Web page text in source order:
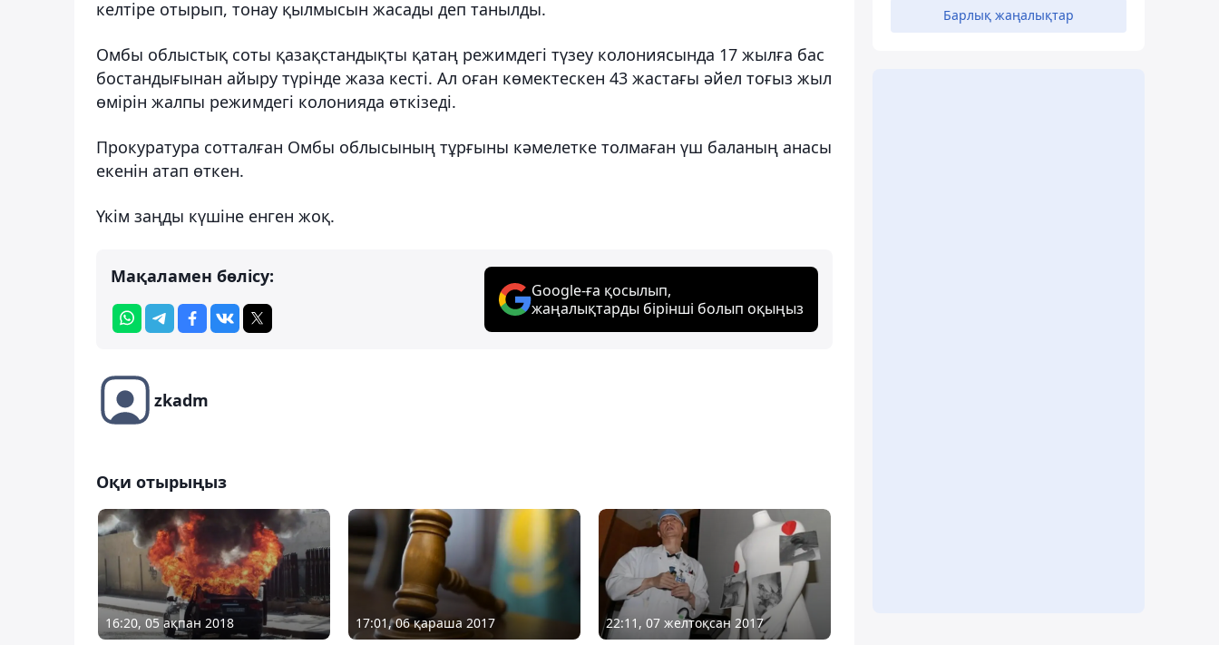
келтіре отырып, тонау қылмысын жасады деп танылды.
Омбы облыстық соты қазақстандықты қатаң режимдегі түзеу колониясында 17 жылға бас
бостандығынан айыру түрінде жаза кесті. Ал оған көмектескен 43 жастағы әйел тоғыз жыл
өмірін жалпы режимдегі колонияда өткізеді.
Прокуратура сотталған Омбы облысының тұрғыны кәмелетке толмаған үш баланың анасы
екенін атап өткен.
Үкім заңды күшіне енген жоқ.
Мақаламен бөлісу:
Google-ға қосылып,
жаңалықтарды бірінші болып оқыңыз
zkadm
Оқи отырыңыз
16:20, 05 ақпан 2018 17:01, 06 қараша 2017 22:11, 07 желтоқсан 2017
Барлық жаңалықтар